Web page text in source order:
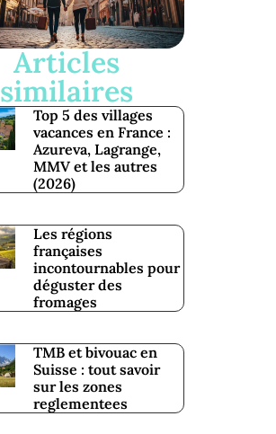
Articles
similaires
Top 5 des villages
vacances en France :
Azureva, Lagrange,
MMV et les autres
(2026)
Les régions
françaises
incontournables pour
déguster des
fromages
TMB et bivouac en
Suisse : tout savoir
sur les zones
reglementees